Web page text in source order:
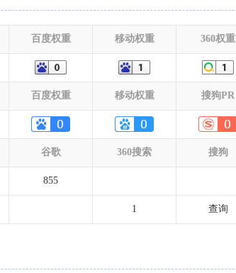
百度权重 移动权重 360权重
百度权重 移动权重 搜狗PR
谷歌 360搜索 搜狗
855
1 查询